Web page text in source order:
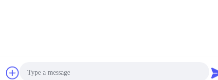
Bavarder